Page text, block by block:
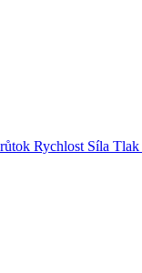
Rychlost Síla Tlak